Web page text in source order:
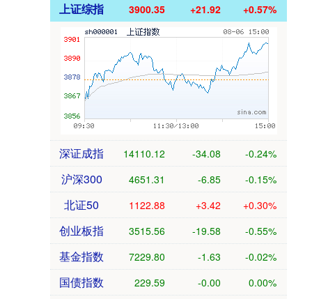
上证综指 3900.35 +21.92 +0.57%
深证成指 14110.12 -34.08 -0.24%
沪深300 4651.31 -6.85 -0.15%
北证50 1122.88 +3.42 +0.30%
创业板指 3515.56 -19.58 -0.55%
基金指数 7229.80 -1.63 -0.02%
国债指数 229.59 -0.00 0.00%